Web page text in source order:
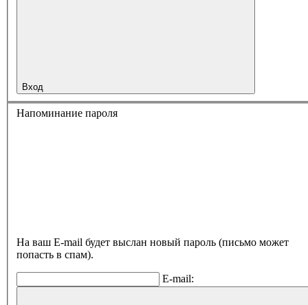
Вход
Напоминание пароля
На ваш E-mail будет выслан новый пароль (письмо может
попасть в спам).
E-mail: